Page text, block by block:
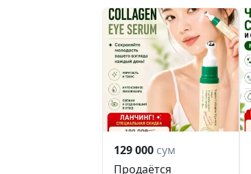
129 000 сум
Продаётся